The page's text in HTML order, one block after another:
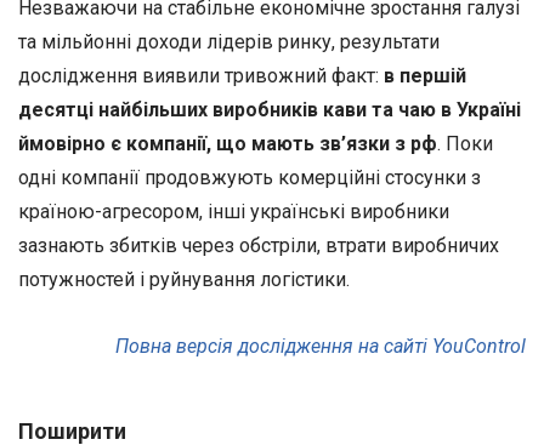
Незважаючи на стабільне економічне зростання галузі
та мільйонні доходи лідерів ринку, результати
дослідження виявили тривожний факт: в першій
десятці найбільших виробників кави та чаю в Україні
ймовірно є компанії, що мають зв’язки з рф. Поки
одні компанії продовжують комерційні стосунки з
країною-агресором, інші українські виробники
зазнають збитків через обстріли, втрати виробничих
потужностей і руйнування логістики.
Повна версія дослідження на сайті YouControl
Поширити